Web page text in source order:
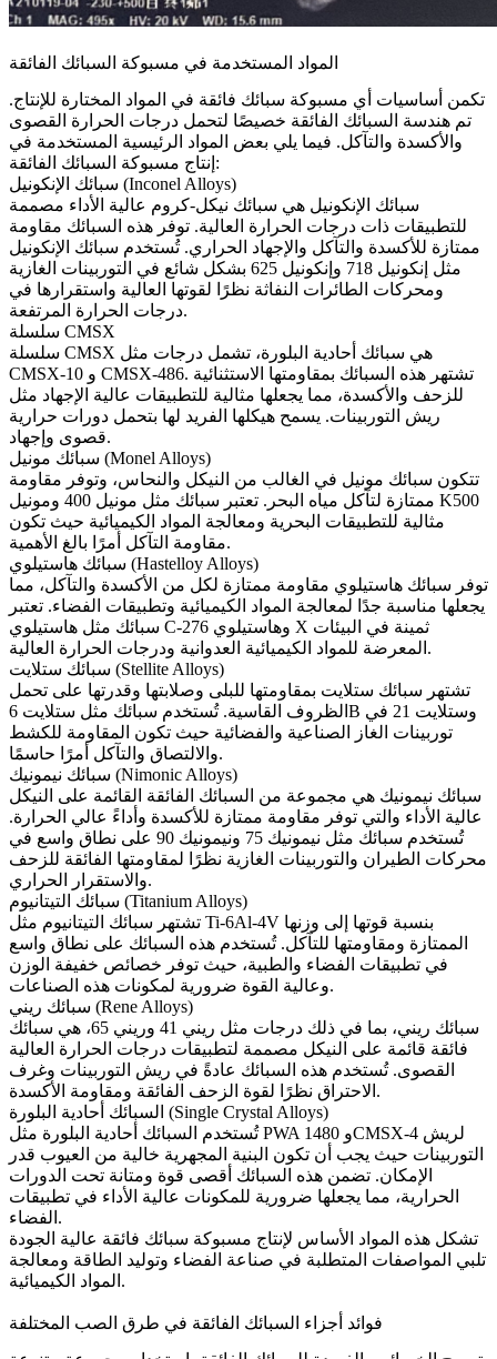
المواد المستخدمة في مسبوكة السبائك الفائقة
تكمن أساسيات أي مسبوكة سبائك فائقة في المواد المختارة للإنتاج.
تم هندسة السبائك الفائقة خصيصًا لتحمل درجات الحرارة القصوى
والأكسدة والتآكل. فيما يلي بعض المواد الرئيسية المستخدمة في
إنتاج مسبوكة السبائك الفائقة:
سبائك الإنكونيل (Inconel Alloys)
سبائك الإنكونيل هي سبائك نيكل-كروم عالية الأداء مصممة
للتطبيقات ذات درجات الحرارة العالية. توفر هذه السبائك مقاومة
ممتازة للأكسدة والتآكل والإجهاد الحراري. تُستخدم سبائك الإنكونيل
مثل إنكونيل 718 و إنكونيل 625
بشكل شائع في التوربينات الغازية
ومحركات الطائرات النفاثة نظرًا لقوتها العالية واستقرارها في
درجات الحرارة المرتفعة.
سلسلة CMSX
سلسلة CMSX هي سبائك أحادية البلورة، تشمل درجات مثل
CMSX-10
للزحف والأكسدة، مما يجعلها مثالية للتطبيقات عالية الإجهاد مثل
ريش التوربينات. يسمح هيكلها الفريد لها بتحمل دورات حرارية
قصوى وإجهاد.
سبائك مونيل (Monel Alloys)
تتكون سبائك مونيل في الغالب من النيكل والنحاس، وتوفر مقاومة
ممتازة لتآكل مياه البحر. تعتبر سبائك مثل مونيل 400 و
مونيل K500
مثالية للتطبيقات البحرية ومعالجة المواد الكيميائية حيث تكون
مقاومة التآكل أمرًا بالغ الأهمية.
سبائك هاستيلوي (Hastelloy Alloys)
توفر سبائك هاستيلوي مقاومة ممتازة لكل من الأكسدة والتآكل، مما
يجعلها مناسبة جدًا لمعالجة المواد الكيميائية وتطبيقات الفضاء. تعتبر
سبائك مثل هاستيلوي C-276 وهاستيلوي X ثمينة في البيئات
المعرضة للمواد الكيميائية العدوانية ودرجات الحرارة العالية.
سبائك ستلايت (Stellite Alloys)
تشتهر سبائك ستلايت بمقاومتها للبلى وصلابتها وقدرتها على تحمل
الظروف القاسية. تُستخدم سبائك مثل ستلايت 6B وستلايت 21
في
توربينات الغاز الصناعية والفضائية حيث تكون المقاومة للكشط
والالتصاق والتآكل أمرًا حاسمًا.
سبائك نيمونيك (Nimonic Alloys)
سبائك نيمونيك هي مجموعة من السبائك الفائقة القائمة على النيكل
عالية الأداء والتي توفر مقاومة ممتازة للأكسدة وأداءً عالي الحرارة.
تُستخدم سبائك مثل نيمونيك 75 ونيمونيك 90
على نطاق واسع في
محركات الطيران والتوربينات الغازية نظرًا لمقاومتها الفائقة للزحف
والاستقرار الحراري.
سبائك التيتانيوم (Titanium Alloys)
تشتهر سبائك التيتانيوم Ti-6Al-4V
الممتازة ومقاومتها للتآكل. تُستخدم هذه السبائك على نطاق واسع
في تطبيقات الفضاء والطبية، حيث توفر خصائص خفيفة الوزن
وعالية القوة ضرورية لمكونات هذه الصناعات.
سبائك ريني (Rene Alloys)
سبائك ريني، بما في ذلك درجات مثل ريني 41 وريني 65
، هي سبائك
فائقة قائمة على النيكل مصممة لتطبيقات درجات الحرارة العالية
القصوى. تُستخدم هذه السبائك عادةً في ريش التوربينات وغرف
الاحتراق نظرًا لقوة الزحف الفائقة ومقاومة الأكسدة.
السبائك أحادية البلورة (Single Crystal Alloys)
تُستخدم السبائك أحادية البلورة مثلPWA 1480 وCMSX-4
التوربينات حيث يجب أن تكون البنية المجهرية خالية من العيوب قدر
الإمكان. تضمن هذه السبائك أقصى قوة ومتانة تحت الدورات
الحرارية، مما يجعلها ضرورية للمكونات عالية الأداء في تطبيقات
الفضاء.
تشكل هذه المواد الأساس لإنتاج مسبوكة سبائك فائقة عالية الجودة
تلبي المواصفات المتطلبة في صناعة الفضاء وتوليد الطاقة ومعالجة
المواد الكيميائية.
فوائد أجزاء السبائك الفائقة في طرق الصب المختلفة